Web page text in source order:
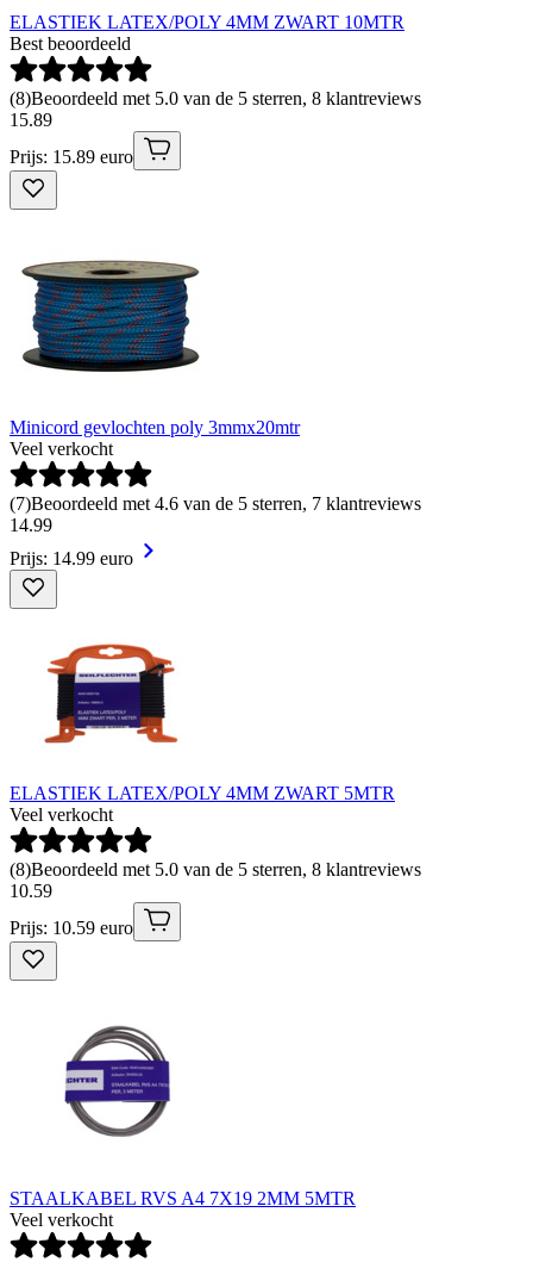
ELASTIEK LATEX/POLY 4MM ZWART 10MTR
Best beoordeeld
(8)Beoordeeld met 5.0 van de 5 sterren, 8 klantreviews
15.89
Prijs: 15.89 euro
Minicord gevlochten poly 3mmx20mtr
Veel verkocht
(7)Beoordeeld met 4.6 van de 5 sterren, 7 klantreviews
14.99
Prijs: 14.99 euro
ELASTIEK LATEX/POLY 4MM ZWART 5MTR
Veel verkocht
(8)Beoordeeld met 5.0 van de 5 sterren, 8 klantreviews
10.59
Prijs: 10.59 euro
STAALKABEL RVS A4 7X19 2MM 5MTR
Veel verkocht